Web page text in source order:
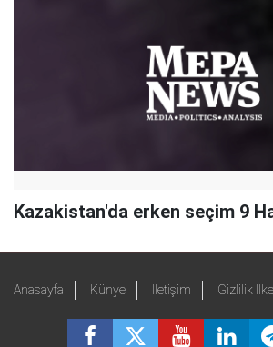
Kazakistan'da erken seçim 9
Anasayfa Künye İletişim Gizlilik